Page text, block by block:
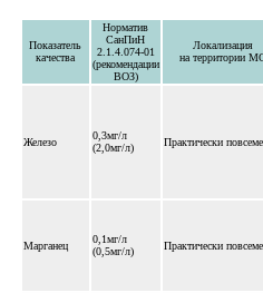
Показатель
качества
Норматив
СанПиН
2.1.4.074-01
(рекомендации
ВОЗ)
Локализация
на территории
Железо
0,3мг/л
(2,0мг/л)
Практически
Марганец
0,1мг/л
(0,5мг/л)
Практически